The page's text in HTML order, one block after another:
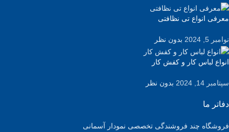
معرفی انواع تی نظافتی
نوامبر 5, 2024 بدون نظر
انواع لباس کار و کفش کار
سپتامبر 14, 2024 بدون نظر
دفاتر ما
فروشگاه چند فروشندگی تخصصی نمودار آسمانی